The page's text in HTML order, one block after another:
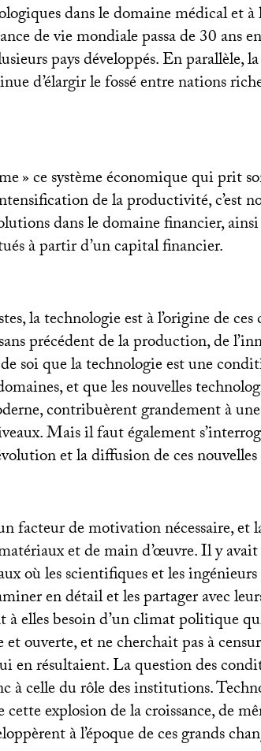
dans le domaine médical et
de vie mondiale passa de 30 ans
pays développés. En parallèle,
d’élargir le fossé entre nations
» ce système économique qui prit
de la productivité, c’est
dans le domaine financier,
à partir d’un capital financier.
la technologie est à l’origine de
précédent de la production, de
soi que la technologie est une
et que les nouvelles
contribuèrent grandement à
Mais il faut également
et la diffusion de ces
facteur de motivation nécessaire, et
et de main d’œuvre. Il y
où les scientifiques et les
en détail et les partager avec
à elles besoin d’un climat politique
ouverte, et ne cherchait pas à
en résultaient. La question des
à celle du rôle des institutions.
explosion de la croissance, de
à l’époque de ces grands